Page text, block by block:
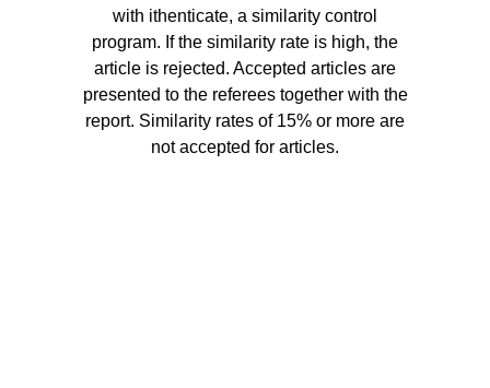
with ithenticate, a similarity control
program. If the similarity rate is high, the
article is rejected. Accepted articles are
presented to the referees together with the
report. Similarity rates of 15% or more are
not accepted for articles.